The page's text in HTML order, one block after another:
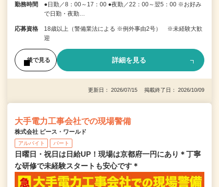
勤務時間
●日勤／8：00～17：00 ●夜勤／22：00～翌5：00 ※お好み
で日勤・夜勤…
応募資格
18歳以上（警備業法による ※例外事由2号） ※未経験大歓
迎
後で見る 詳細を見る
更新日： 2026/07/15 掲載終了日： 2026/10/09
大手電力工事会社での現場警備
株式会社 ピース・ワールド
アルバイト パート
日曜日・祝日は日給UP！現場は京都府一円にあり＊丁寧
な研修で未経験スタートも安心です＊